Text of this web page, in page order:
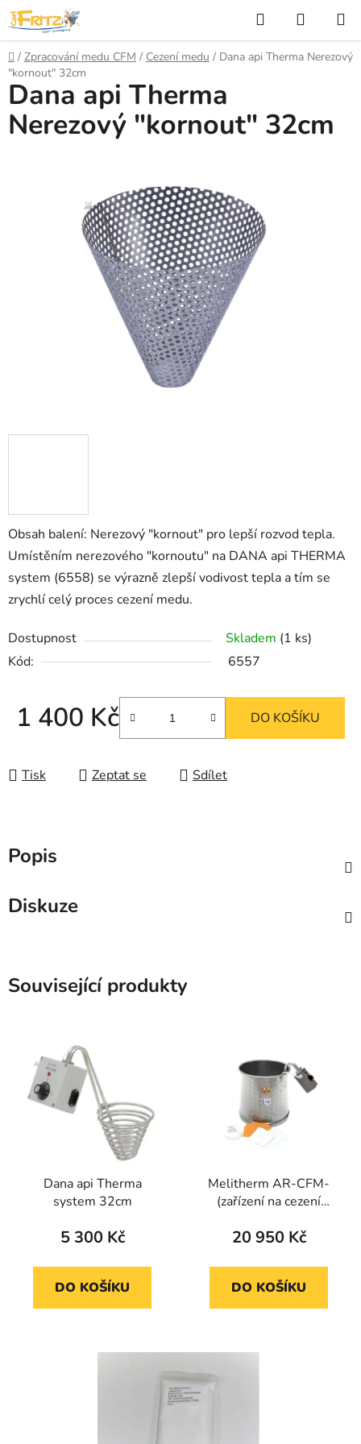
Přejít
na
obsah
Hledat
KOŠÍK
Domů
/ Zpracování medu CFM / Cezení medu / Dana api Therma Nerezový
"kornout" 32cm
Obsah balení: Nerezový "kornout" pro lepší rozvod tepla.
Umístěním nerezového "kornoutu" na DANA api THERMA
system (6558) se výrazně zlepší vodivost tepla a tím se
zrychlí celý proces cezení medu.
Dostupnost Skladem (1 ks)
Kód:
6557
1 400 Kč DO KOŠÍKU
Tisk Zeptat se Sdílet
Dana api Therma
Nerezový "kornout" 32cm
Popis
Diskuze
Související produkty
Dana api Therma
system 32cm
5 300 Kč
DO KOŠÍKU
Melitherm AR-CFM-
(zařízení na cezení
20 950 Kč
DO KOŠÍKU